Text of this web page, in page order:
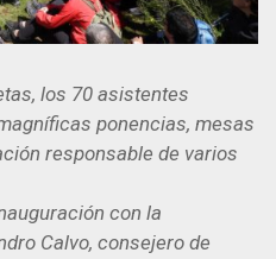
los 70 asistentes
ponencias, mesas
responsable de varios
con la
Calvo, consejero de